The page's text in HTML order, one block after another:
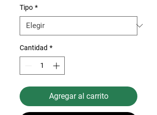
Tipo *
Cantidad *
Agregar al carrito